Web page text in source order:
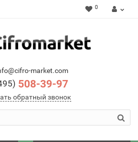
0
market.com
508-39-97
обратный звонок